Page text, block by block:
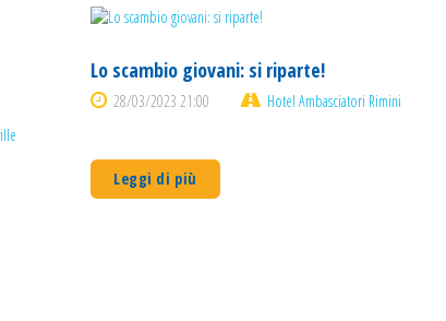
Lo scambio giovani: si riparte!
28/03/2023 21:00 Hotel Ambasciatori Rimini
Leggi di più